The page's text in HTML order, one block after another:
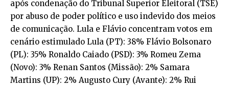
após condenação do Tribunal Superior Eleitoral (TSE)
por abuso de poder político e uso indevido dos meios
de comunicação. Lula e Flávio concentram votos em
cenário estimulado Lula (PT): 38% Flávio Bolsonaro
(PL): 35% Ronaldo Caiado (PSD): 3% Romeu Zema
(Novo): 3% Renan Santos (Missão): 2% Samara
Martins (UP): 2% Augusto Cury (Avante): 2% Rui